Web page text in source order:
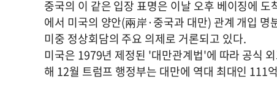
중국의 이 같은 입장 표명은 이날 오후 베이징에
에서 미국의 양안(兩岸·중국과 대만) 관계 개입
미중 정상회담의 주요 의제로 거론되고 있다.
미국은 1979년 제정된 '대만관계법'에 따라 공식
해 12월 트럼프 행정부는 대만에 역대 최대인 111